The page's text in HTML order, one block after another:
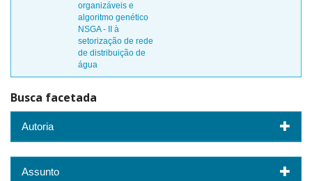
organizáveis e
algoritmo genético
NSGA - II à
setorização de rede
de distribuição de
água
Busca facetada
Autoria
Assunto